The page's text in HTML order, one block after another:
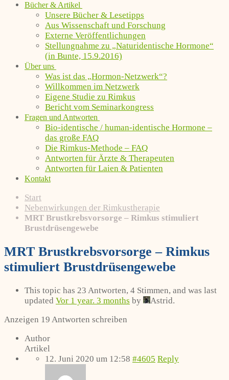
Bücher & Artikel
Unsere Bücher & Lesetipps
Aus Wissenschaft und Forschung
Externe Veröffentlichungen
Stellungnahme zu „Naturidentische Hormone“
(in Bunte, 15.9.2016)
Über uns
Was ist das „Hormon-Netzwerk“?
Willkommen im Netzwerk
Eigene Studie zu Rimkus
Bericht vom Seminarkongress
Fragen und Antworten
Bio-identische / human-identische Hormone –
das große FAQ
Die Rimkus-Methode – FAQ
Antworten für Ärzte & Therapeuten
Antworten für Laien & Patienten
Kontakt
Start
Nebenwirkungen der Rimkustherapie
MRT Brustkrebsvorsorge – Rimkus stimuliert
Brustdrüsengewebe
MRT Brustkrebsvorsorge – Rimkus
stimuliert Brustdrüsengewebe
This topic has 23 Antworten, 4 Stimmen, and was last
updated Vor 1 year. 3 months by Astrid.
Anzeigen 19 Antworten schreiben
Author
Artikel
12. Juni 2020 um 12:58 #4605 Reply